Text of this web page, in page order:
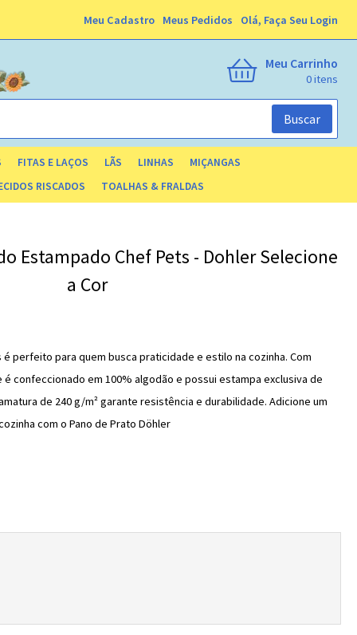
Meu Cadastro Meus Pedidos Olá, Faça Seu Login
Buscar
Meu Carrinho
0
FITAS E LAÇOS LÃS LINHAS
MIÇANGAS
RISCADOS
TOALHAS & FRALDAS
Estampado Chef Pets - DohlerSelecione
a Cor
é perfeito para quem busca praticidade e estilo na cozinha. Com
confeccionado em 100% algodão e possui estampa exclusiva de
de 240 g/m² garante resistência e durabilidade. Adicione um
com o Pano de Prato Döhler